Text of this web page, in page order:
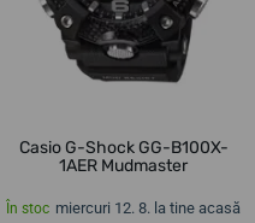
Casio G-Shock GG-B100X-
1AER Mudmaster
În stoc miercuri 12. 8. la tine acasă